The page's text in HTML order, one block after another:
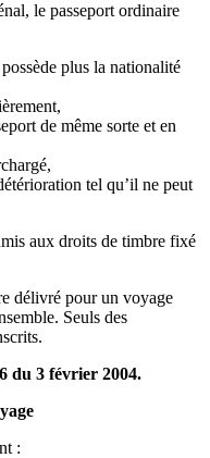
le passeport ordinaire
plus la nationalité
de même sorte et en
tel qu’il ne peut
aux droits de timbre fixé
délivré pour un voyage
Seuls des
du 3 février 2004.
: